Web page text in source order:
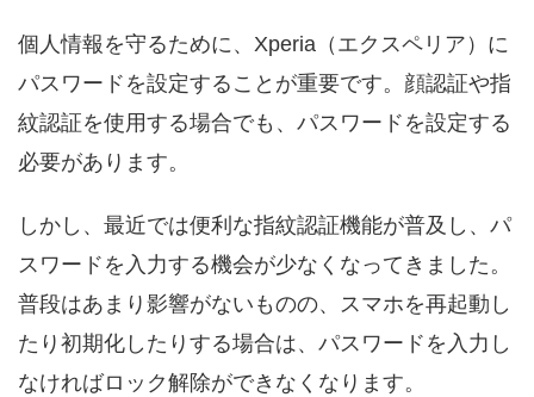
個人情報を守るために、Xperia（エクスペリア）に
パスワードを設定することが重要です。顔認証や指
紋認証を使用する場合でも、パスワードを設定する
必要があります。
しかし、最近では便利な指紋認証機能が普及し、パ
スワードを入力する機会が少なくなってきました。
普段はあまり影響がないものの、スマホを再起動し
たり初期化したりする場合は、パスワードを入力し
なければロック解除ができなくなります。